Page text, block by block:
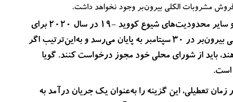
فروش مشروبات الکلی بیرون‌بر وجود نخواهد داشت.
فروش مشروبات الکلی بیرون‌بر برای اولین بار در طول تعطیلی و سایر محدودیت‌های شیوع کووید -۱۹ در سال ۲۰۲۰ برای
کمک به میخانه‌ها معرفی شد. قوانین فعلی فروش مشروبات الکلی بیرون‌بر در 30 سپتامبر به پایان می‌رسد و به‌این‌ترتیب اگر
باید از شورای محلی خود مجوز درخواست کنند. گویا
است.
تعطیلی، این گزینه را به‌عنوان یک جریان درآمد به